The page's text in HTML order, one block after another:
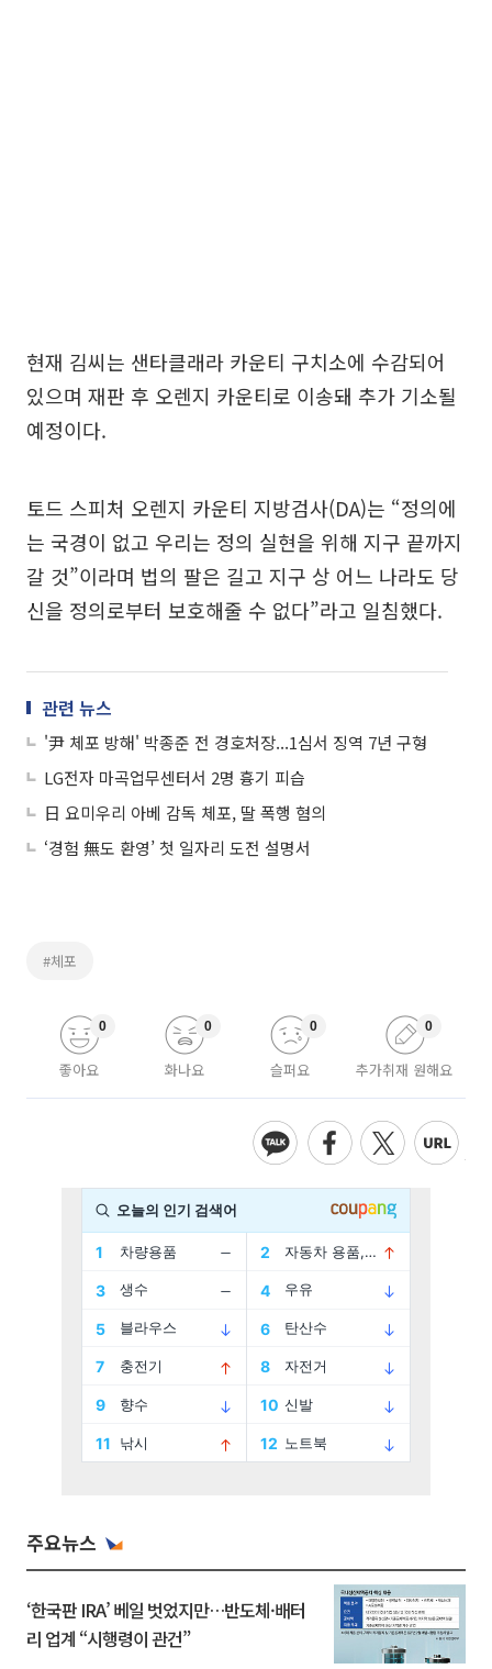
현재 김씨는 샌타클래라 카운티 구치소에 수감되어
있으며 재판 후 오렌지 카운티로 이송돼 추가 기소될
예정이다.
토드 스피처 오렌지 카운티 지방검사(DA)는 “정의에
는 국경이 없고 우리는 정의 실현을 위해 지구 끝까지
갈 것”이라며 법의 팔은 길고 지구 상 어느 나라도 당
신을 정의로부터 보호해줄 수 없다”라고 일침했다.
관련 뉴스
'尹 체포 방해' 박종준 전 경호처장...1심서 징역 7년 구형
LG전자 마곡업무센터서 2명 흉기 피습
日 요미우리 아베 감독 체포, 딸 폭행 혐의
‘경험 無도 환영’ 첫 일자리 도전 설명서
#체포
좋아요
0
화나요
0
슬퍼요
0
추가취재 원해요
0
주요뉴스
‘한국판 IRA’ 베일 벗었지만…반도체·배터
리 업계 “시행령이 관건”